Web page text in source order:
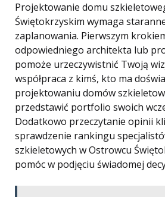
Projektowanie domu
Świętokrzyskim wymaga
zaplanowania. Pierwszym
odpowiedniego architekta lub
pomoże urzeczywistnić Twoją
współpraca z kimś, kto ma
projektowaniu domów
przedstawić portfolio swoich
Dodatkowo przeczytanie opinii
sprawdzenie rankingu
szkieletowych w Ostrowcu
pomóc w podjęciu świadomej